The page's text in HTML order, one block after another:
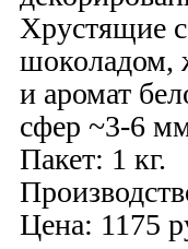
Хрустящие
шоколадом,
и аромат
сфер ~3-6
Пакет: 1 кг.
Цена: 1175